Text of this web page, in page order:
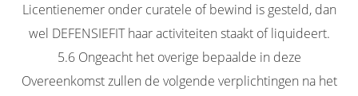
Licentienemer onder curatele of bewind is gesteld, dan
wel DEFENSIEFIT haar activiteiten staakt of liquideert.
5.6 Ongeacht het overige bepaalde in deze
Overeenkomst zullen de volgende verplichtingen na het